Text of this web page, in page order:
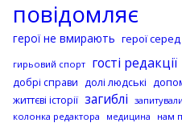
повідомляє
герої не вмирають герої
гирьовий спорт гості редакції
добрі справи долі людські
життєві історії загиблі
колонка редактора
медицина нам